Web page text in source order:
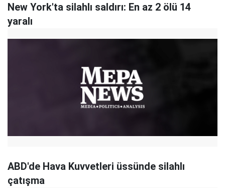
New York'ta silahlı saldırı: En az 2 ölü 14
yaralı
ABD'de Hava Kuvvetleri üssünde silahlı
çatışma